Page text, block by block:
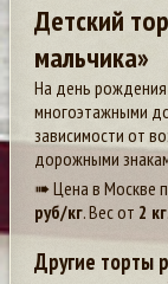
Детский
мальчика»
На день рождения
многоэтажными
зависимости от
дорожными
➠ Цена в Москве
руб/кг. Вес от 2 кг
Другие торты